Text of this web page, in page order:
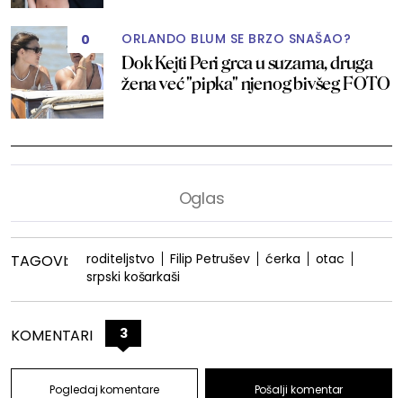
0 ORLANDO BLUM SE BRZO SNAŠAO?
Dok Kejti Peri grca u suzama, druga
žena već "pipka" njenog bivšeg FOTO
TAGOVI: roditeljstvo Filip Petrušev ćerka
otac
srpski košarkaši
KOMENTARI 3
Pogledaj komentare Pošalji komentar